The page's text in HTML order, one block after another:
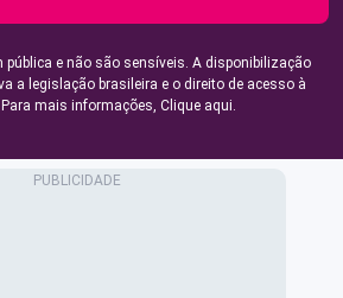
pública e não são sensíveis. A disponibilização
a legislação brasileira e o direito de acesso à
mais informações, Clique aqui.